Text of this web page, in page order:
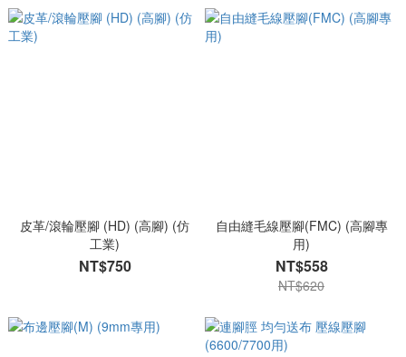
皮革/滾輪壓腳 (HD) (高腳) (仿
工業)
NT$750
自由縫毛線壓腳(FMC) (高腳專
用)
NT$558
NT$620